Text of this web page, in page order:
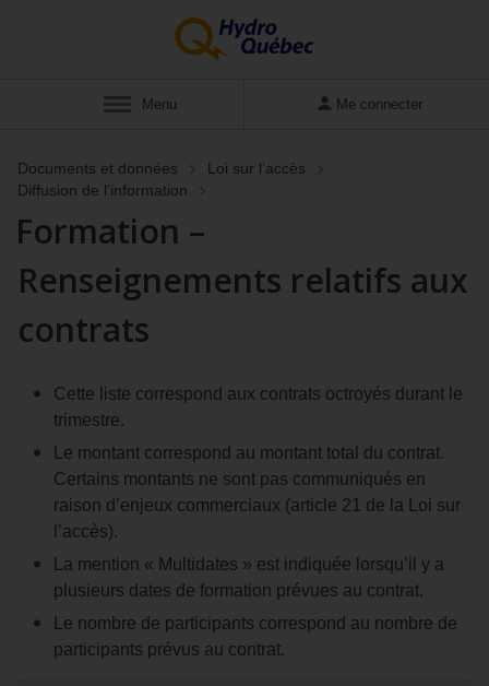
Menu Me connecter
Documents et données
Loi sur l’accès
Diffusion de l’information
Formation –
Renseignements relatifs aux
contrats
Cette liste correspond aux contrats octroyés durant le
trimestre.
Le montant correspond au montant total du contrat.
Certains montants ne sont pas communiqués en
raison d’enjeux commerciaux (article 21 de la Loi sur
l’accès).
La mention « Multidates » est indiquée lorsqu’il y a
plusieurs dates de formation prévues au contrat.
Le nombre de participants correspond au nombre de
participants prévus au contrat.